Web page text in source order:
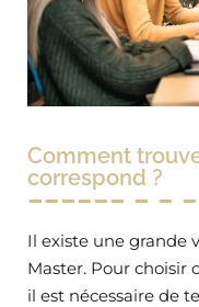
Comment
correspond ?
Il existe une grande
Master. Pour choisir
il est nécessaire de